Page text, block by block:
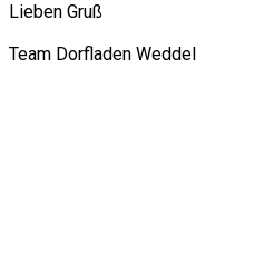
Lieben Gruß
Team Dorfladen Weddel